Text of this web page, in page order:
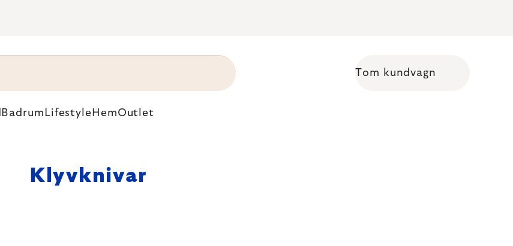
Shopping cart
Tom kundvagn
Badrum Lifestyle HemOutlet
Klyvknivar